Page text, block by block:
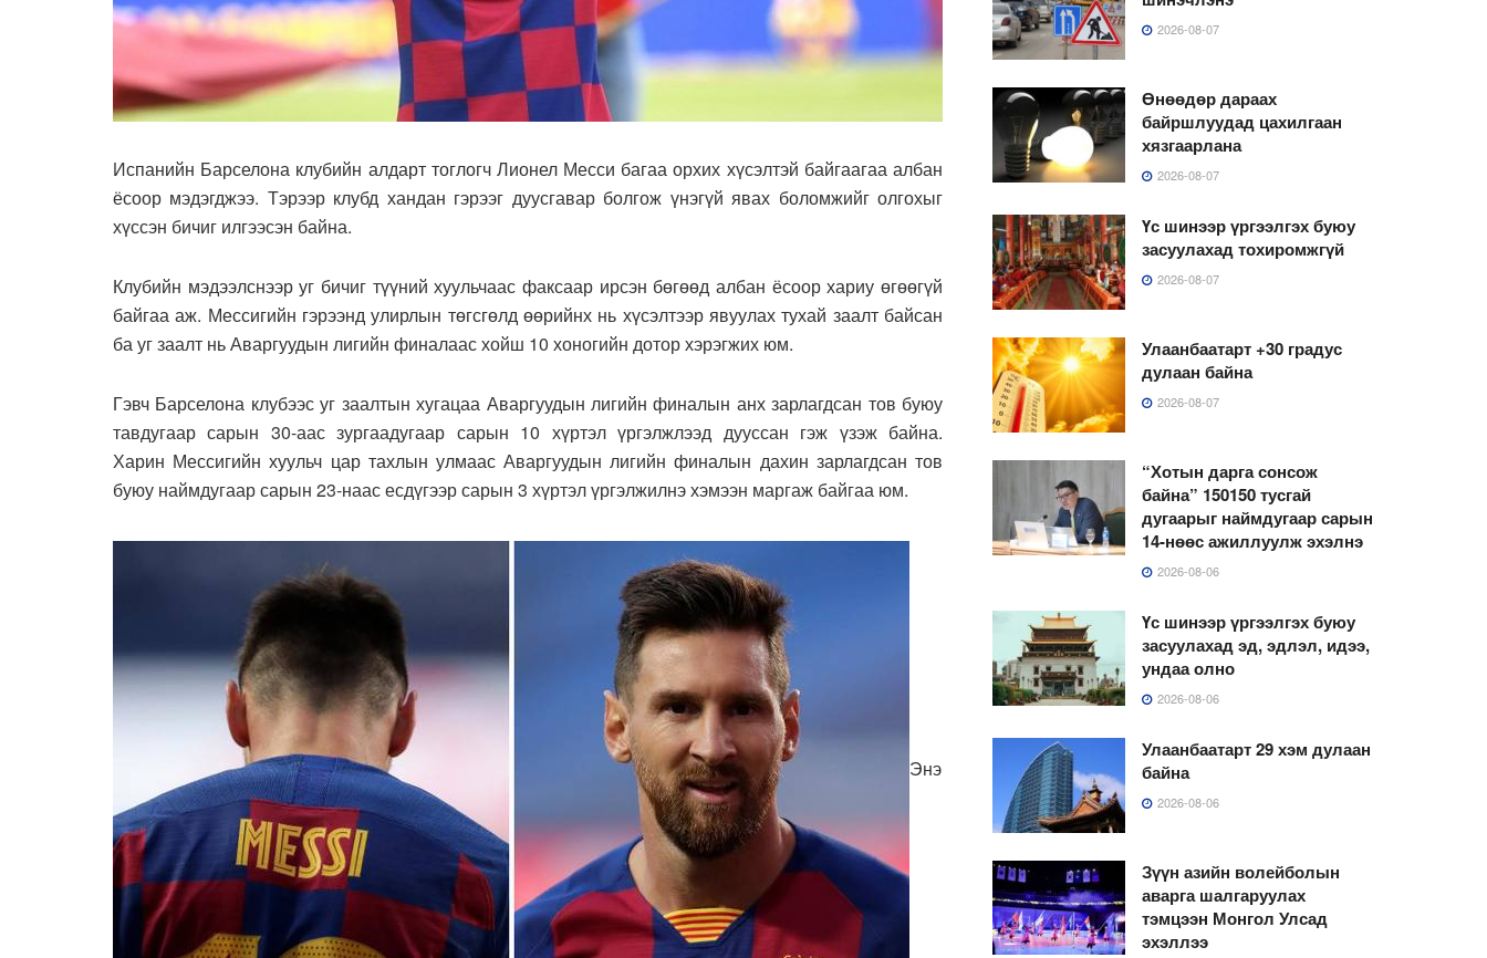
Испанийн Барселона клубийн алдарт тоглогч Лионел Месси багаа орхих хүсэлтэй байгаагаа албан
ёсоор мэдэгджээ. Тэрээр клубд хандан гэрээг дуусгавар болгож үнэгүй явах боломжийг олгохыг
хүссэн бичиг илгээсэн байна.
Клубийн мэдээлснээр уг бичиг түүний хуульчаас факсаар ирсэн бөгөөд албан ёсоор хариу өгөөгүй
байгаа аж. Мессигийн гэрээнд улирлын төгсгөлд өөрийнх нь хүсэлтээр явуулах тухай заалт байсан
ба уг заалт нь Аваргуудын лигийн финалаас хойш 10 хоногийн дотор хэрэгжих юм.
Гэвч Барселона клубээс уг заалтын хугацаа Аваргуудын лигийн финалын анх зарлагдсан тов буюу
тавдугаар сарын 30-аас зургаадугаар сарын 10 хүртэл үргэлжлээд дууссан гэж үзэж байна.
Харин Мессигийн хуульч цар тахлын улмаас Аваргуудын лигийн финалын дахин зарлагдсан тов
буюу наймдугаар сарын 23-наас есдүгээр сарын 3 хүртэл үргэлжилнэ хэмээн маргаж байгаа юм.
Энэ
2026-08-07
Өнөөдөр дараах
байршлуудад цахилгаан
хязгаарлана
2026-08-07
Үс шинээр үргээлгэх буюу
засуулахад тохиромжгүй
2026-08-07
Улаанбаатарт +30 градус
дулаан байна
2026-08-07
“Хотын дарга сонсож
байна” 150150 тусгай
дугаарыг наймдугаар сарын
14-нөөс ажиллуулж эхэлнэ
2026-08-06
Үс шинээр үргээлгэх буюу
засуулахад эд, эдлэл, идээ,
ундаа олно
2026-08-06
Улаанбаатарт 29 хэм дулаан
байна
2026-08-06
Зүүн азийн волейболын
аварга шалгаруулах
тэмцээн Монгол Улсад
эхэллээ